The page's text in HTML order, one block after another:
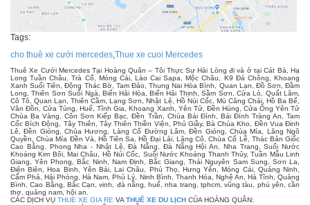
Tags:
cho thuê xe cưới mercedes Thue xe cuoi Mercedes
Thuê Xe Cưới Mercedes Tại Hoàng Quân – Tôi Thực Sự Hài Lòng đi và ở tại Cát Bà, Hạ
Long Tuần Châu, Trà Cổ, Móng Cái, Lào Cai Sapa, Mộc Châu, K9 Đá Chông, Khoang
Xanh Suối Tiên, Động Thác Bờ, Tam Đảo, Thung Nai Hòa Bình, Quan Lạn, Đồ Sơn, Đầm
Long, Thiên Sơn Suối Ngà, Biển Hải Hòa, Biển Hải Thịnh, Sầm Sơn, Cửa Lò, Quất Lâm,
Cô Tô, Quan Lạn, Thiên Cầm, Lạng Sơn, Nhật Lệ, Hồ Núi Cốc, Mù Căng Chải, Hồ Ba Bể,
Vân Đồn, Cửa Tùng, Huế, Tĩnh Gia, Khoang Xanh, Yên Tử, Đền Hùng, Cửa Ông Yên Tử
Chùa Ba Vàng, Côn Sơn Kiếp Bạc, Đền Trần, Chùa Bái Đính, Bái Đính Tràng An, Tam
Cốc Bích Động, Tây Thiên, Tây Thiên Thiền Viện, Phủ Giầy, Bà Chúa Kho, Đền Vua Đinh
Lê, Đền Gióng, Chùa Hương, Làng Cổ Đường Lâm, Đền Gióng, Chùa Mía, Lăng Ngô
Quyền, Chùa Mía Đền Và, Hồ Tiên Sa, Hồ Đại Lải, Lăng Cô, Chùa Cổ Lễ, Thác Bản Giốc
Cao Bằng, Phong Nha - Nhật Lệ, Đà Nẵng, Đà Nẵng Hội An, Nha Trang, Suối Nước
Khoáng Kim Bôi, Mai Châu, Hồ Núi Cốc, Suối Nước Khoáng Thanh Thủy, Tuần Mẫu Linh
Giang, Yên Phong, Bắc Ninh, Nam Định, Bắc Giang, Thái Nguyên Sam Sung, Sơn La,
Điện Biên, Hoa Binh, Yên Bái, Lai Châu, Phú Thọ, Hưng Yên, Móng Cái, Quảng Ninh,
Cẩm Phả, Hải Phòng, Hà Nam, Phủ Lý, Ninh Bình, Thanh Hóa, Nghệ An, Hà Tĩnh, Quảng
Bình, Cao Bằng, Bắc Cạn, vinh, đà nẵng, huế, nha trang, tphcm, vũng tàu, phú yên, cần
thơ, quảng nam, hội an.
CÁC DỊCH VỤ THUE XE GIA RE VA THUÊ XE DU LỊCH CỦA HOÀNG QUÂN: